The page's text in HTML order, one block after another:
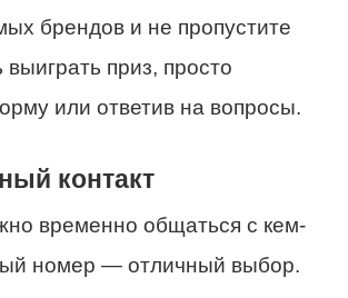
брендов и не пропустите
приз, просто
или ответив на вопросы.
контакт
временно общаться с кем-
номер — отличный выбор.